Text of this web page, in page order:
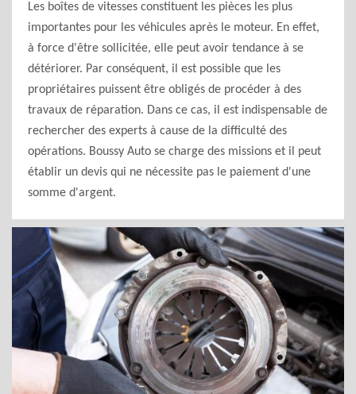
Les boîtes de vitesses constituent les pièces les plus
importantes pour les véhicules après le moteur. En effet,
à force d'être sollicitée, elle peut avoir tendance à se
détériorer. Par conséquent, il est possible que les
propriétaires puissent être obligés de procéder à des
travaux de réparation. Dans ce cas, il est indispensable de
rechercher des experts à cause de la difficulté des
opérations. Boussy Auto se charge des missions et il peut
établir un devis qui ne nécessite pas le paiement d'une
somme d'argent.